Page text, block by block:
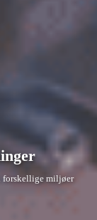
forskellige miljøer